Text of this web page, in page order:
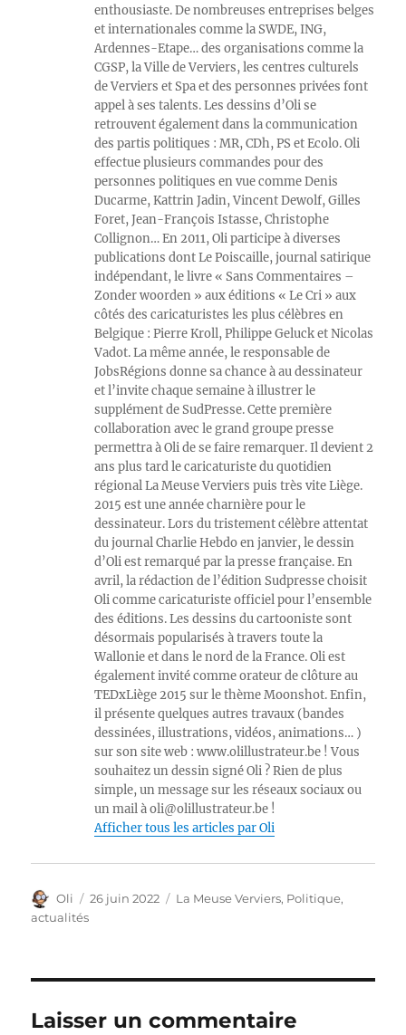
enthousiaste. De nombreuses entreprises belges
et internationales comme la SWDE, ING,
Ardennes-Etape… des organisations comme la
CGSP, la Ville de Verviers, les centres culturels
de Verviers et Spa et des personnes privées font
appel à ses talents. Les dessins d’Oli se
retrouvent également dans la communication
des partis politiques : MR, CDh, PS et Ecolo. Oli
effectue plusieurs commandes pour des
personnes politiques en vue comme Denis
Ducarme, Kattrin Jadin, Vincent Dewolf, Gilles
Foret, Jean-François Istasse, Christophe
Collignon… En 2011, Oli participe à diverses
publications dont Le Poiscaille, journal satirique
indépendant, le livre « Sans Commentaires –
Zonder woorden » aux éditions « Le Cri » aux
côtés des caricaturistes les plus célèbres en
Belgique : Pierre Kroll, Philippe Geluck et Nicolas
Vadot. La même année, le responsable de
JobsRégions donne sa chance à au dessinateur
et l’invite chaque semaine à illustrer le
supplément de SudPresse. Cette première
collaboration avec le grand groupe presse
permettra à Oli de se faire remarquer. Il devient 2
ans plus tard le caricaturiste du quotidien
régional La Meuse Verviers puis très vite Liège.
2015 est une année charnière pour le
dessinateur. Lors du tristement célèbre attentat
du journal Charlie Hebdo en janvier, le dessin
d’Oli est remarqué par la presse française. En
avril, la rédaction de l’édition Sudpresse choisit
Oli comme caricaturiste officiel pour l’ensemble
des éditions. Les dessins du cartooniste sont
désormais popularisés à travers toute la
Wallonie et dans le nord de la France. Oli est
également invité comme orateur de clôture au
TEDxLiège 2015 sur le thème Moonshot. Enfin,
il présente quelques autres travaux (bandes
dessinées, illustrations, vidéos, animations… )
sur son site web : www.olillustrateur.be ! Vous
souhaitez un dessin signé Oli ? Rien de plus
simple, un message sur les réseaux sociaux ou
un mail à oli@olillustrateur.be !
Afficher tous les articles par Oli
Auteur
Oli
Publié
26 juin 2022 Catégories
La Meuse Verviers, Politique,
actualités
Laisser un commentaire